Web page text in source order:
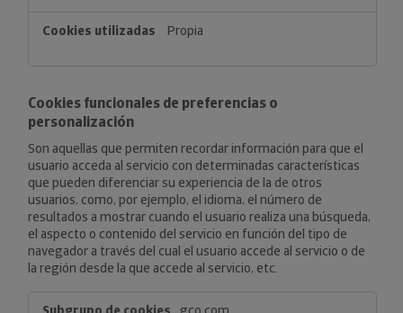
Propia
Cookies funcionales de preferencias o
personalización
Son aquellas que permiten recordar información para que el
usuario acceda al servicio con determinadas características
que pueden diferenciar su experiencia de la de otros
usuarios, como, por ejemplo, el idioma, el número de
resultados a mostrar cuando el usuario realiza una búsqueda,
el aspecto o contenido del servicio en función del tipo de
navegador a través del cual el usuario accede al servicio o de
la región desde la que accede al servicio, etc.